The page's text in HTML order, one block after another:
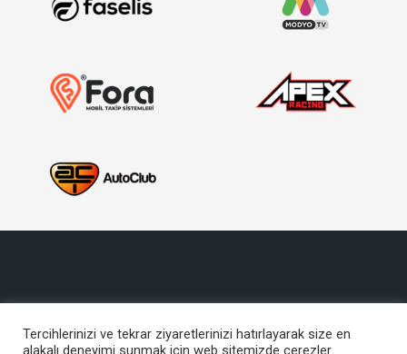
Tercihlerinizi ve tekrar ziyaretlerinizi hatırlayarak size en
alakalı deneyimi sunmak için web sitemizde çerezler